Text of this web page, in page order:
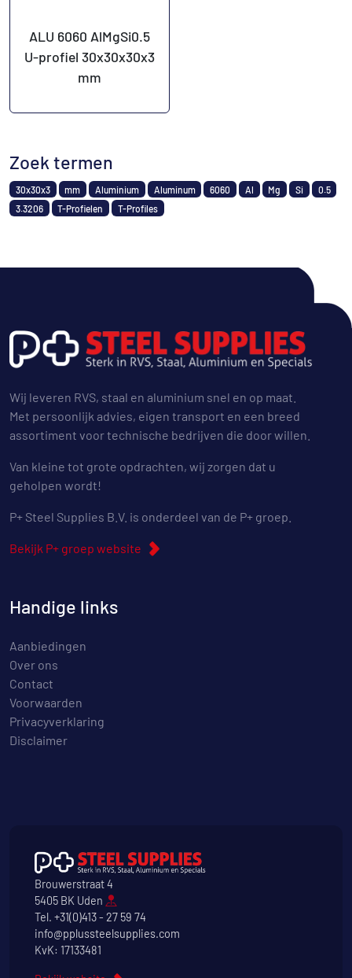
ALU 6060 AlMgSi0.5
U-profiel 30x30x30x3
mm
Zoek termen
30x30x3 mm Aluminium Aluminum 6060 Al Mg Si
0.5
3.3206
T-Profielen T-Profiles
Wij leveren RVS, staal en aluminium snel en op maat.
Met persoonlijk advies, eigen transport en een breed
assortiment voor technische bedrijven die door willen.
Van kleine tot grote opdrachten, wij zorgen dat u
geholpen wordt!
P+ Steel Supplies B.V. is onderdeel van de P+ groep.
Bekijk P+ groep website
Handige links
Aanbiedingen
Over ons
Contact
Voorwaarden
Privacyverklaring
Disclaimer
Brouwerstraat 4
5405 BK Uden
Tel. +31(0)413 - 27 59 74
info@pplussteelsupplies.com
KvK: 17133481